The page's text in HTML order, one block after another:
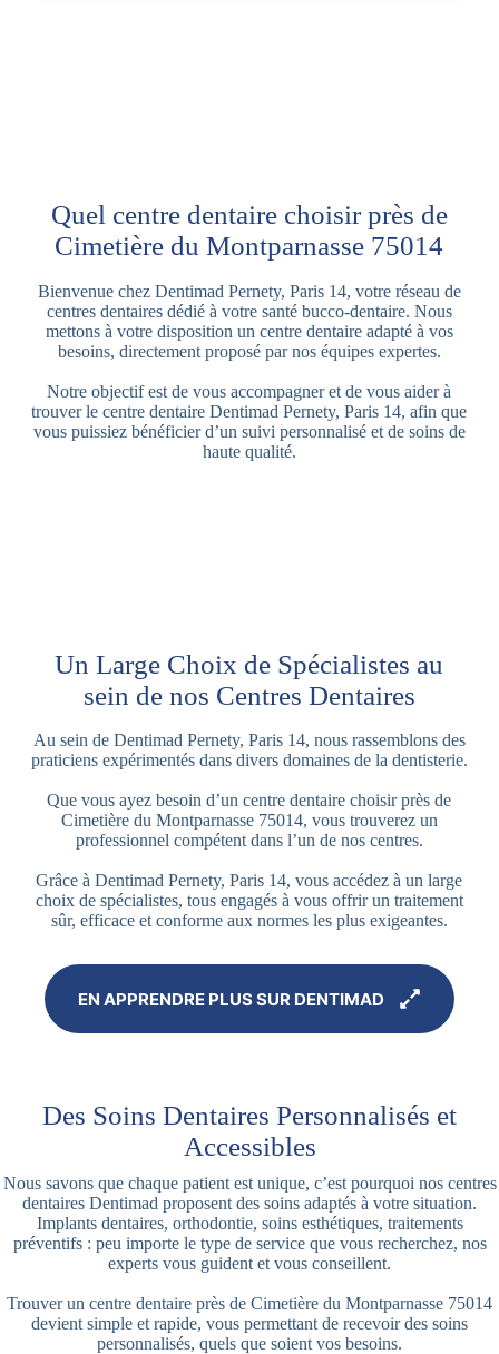
Quel centre dentaire choisir près de
Cimetière du Montparnasse 75014
Bienvenue chez Dentimad Pernety, Paris 14, votre réseau de
centres dentaires dédié à votre santé bucco-dentaire. Nous
mettons à votre disposition un centre dentaire adapté à vos
besoins, directement proposé par nos équipes expertes.
Notre objectif est de vous accompagner et de vous aider à
trouver le centre dentaire Dentimad Pernety, Paris 14, afin que
vous puissiez bénéficier d’un suivi personnalisé et de soins de
haute qualité.
Un Large Choix de Spécialistes au
sein de nos Centres Dentaires
Au sein de Dentimad Pernety, Paris 14, nous rassemblons des
praticiens expérimentés dans divers domaines de la dentisterie.
Que vous ayez besoin d’un centre dentaire choisir près de
Cimetière du Montparnasse 75014, vous trouverez un
professionnel compétent dans l’un de nos centres.
Grâce à Dentimad Pernety, Paris 14, vous accédez à un large
choix de spécialistes, tous engagés à vous offrir un traitement
sûr, efficace et conforme aux normes les plus exigeantes.
EN APPRENDRE PLUS SUR DENTIMAD
Des Soins Dentaires Personnalisés et
Accessibles
Nous savons que chaque patient est unique, c’est pourquoi nos centres
dentaires Dentimad proposent des soins adaptés à votre situation.
Implants dentaires, orthodontie, soins esthétiques, traitements
préventifs : peu importe le type de service que vous recherchez, nos
experts vous guident et vous conseillent.
Trouver un centre dentaire près de Cimetière du Montparnasse 75014
devient simple et rapide, vous permettant de recevoir des soins
personnalisés, quels que soient vos besoins.